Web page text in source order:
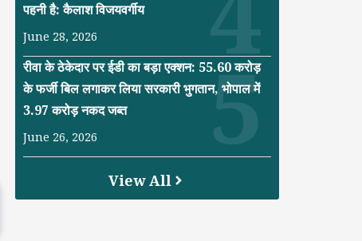
पहनी है: कैलाश विजयवर्गीय
June 28, 2026
रीवा के ठेकेदार पर ईडी का बड़ा एक्शन: 55.60 करोड़
के फर्जी बिल लगाकर लिया सरकारी भुगतान, भोपाल में
3.97 करोड़ नकद जब्त
June 26, 2026
View All